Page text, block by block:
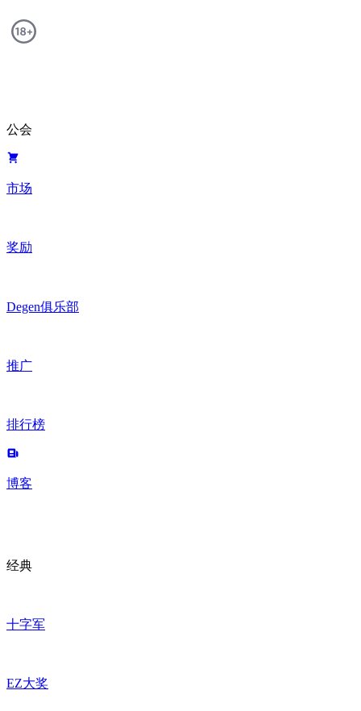
公会
市场
奖励
Degen俱乐部
推广
排行榜
博客
经典
十字军
EZ大奖